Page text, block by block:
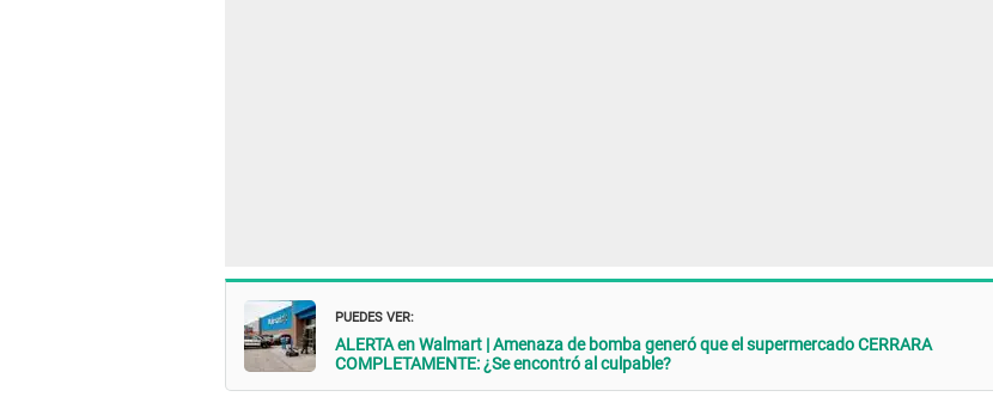
PUEDES VER:
ALERTA en Walmart | Amenaza de bomba generó que el supermercado CERRARA
COMPLETAMENTE: ¿Se encontró al culpable?